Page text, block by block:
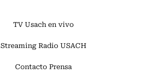
TV Usach en vivo
Streaming Radio USACH
Contacto Prensa